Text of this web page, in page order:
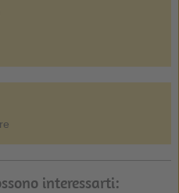
interessarti: